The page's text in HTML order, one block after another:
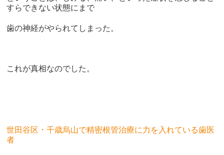
すらできない状態にまで
歯の神経がやられてしまった。
これが真相なのでした。
世田谷区・千歳烏山で精密根管治療に力を入れている歯医
者